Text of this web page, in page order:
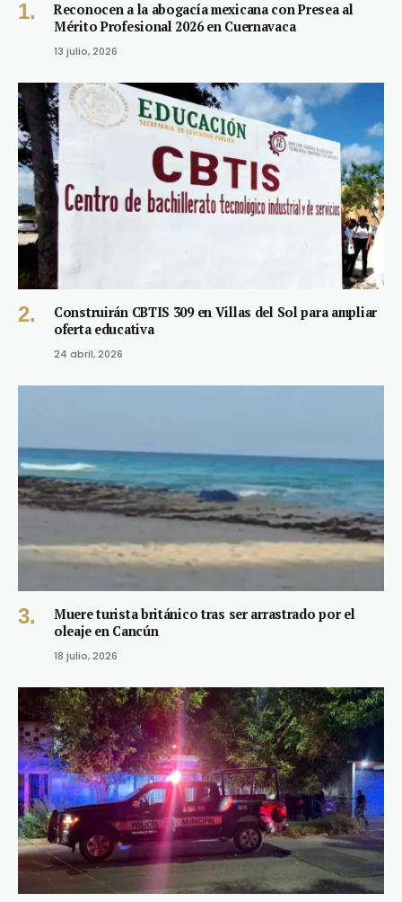
Reconocen a la abogacía mexicana con Presea al
Mérito Profesional 2026 en Cuernavaca
13 julio, 2026
Construirán CBTIS 309 en Villas del Sol para ampliar
oferta educativa
24 abril, 2026
Muere turista británico tras ser arrastrado por el
oleaje en Cancún
18 julio, 2026